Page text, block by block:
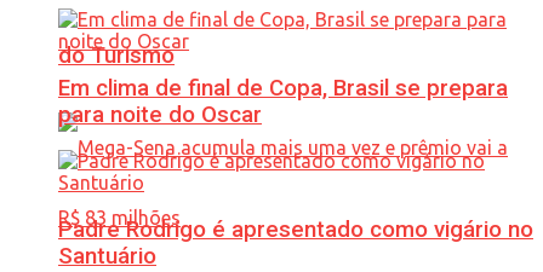
do Turismo
Em clima de final de Copa, Brasil se prepara
para noite do Oscar
Padre Rodrigo é apresentado como vigário no
Santuário